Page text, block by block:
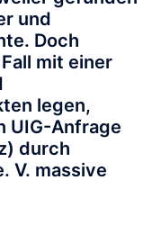
und
Doch
mit einer
legen,
UIG-Anfrage
durch
V. massive